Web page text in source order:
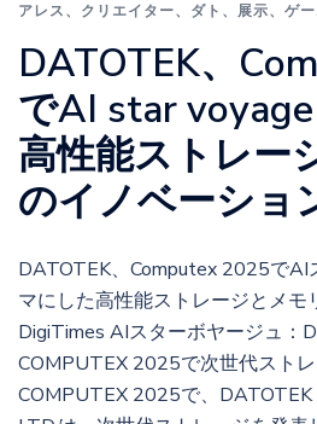
アレス、 クリエイター、 ダト 、 展示、 ゲ
DATOTEK、
でAI star
高性能ストレー
のイノベーショ
DATOTEK、Computex 2025でAI
マにした高性能ストレージとメモ
DigiTimes AIスターボヤージュ：
COMPUTEX 2025で次世代スト
COMPUTEX 2025で、DATOTEK